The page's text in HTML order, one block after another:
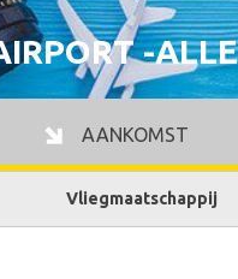
-
AANKOMST
Vliegmaatschappij